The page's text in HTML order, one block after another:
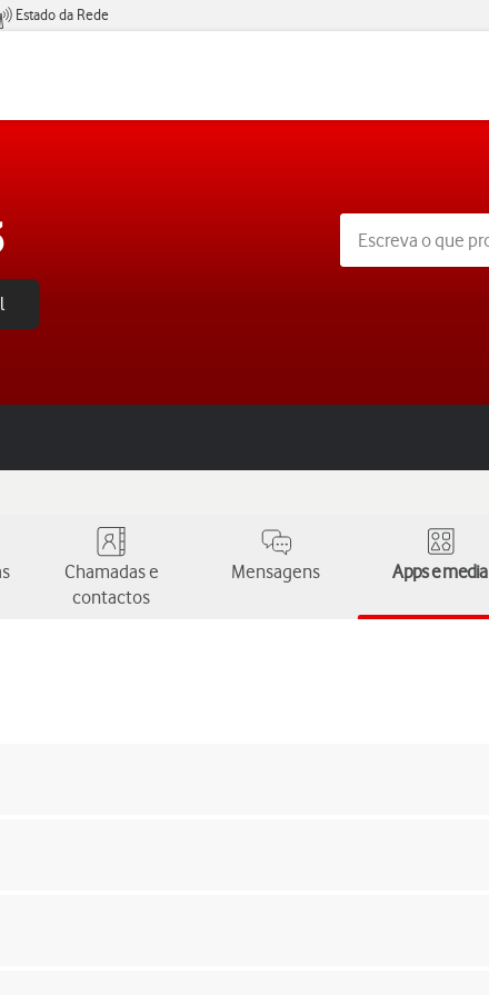
Estado da Rede
Chamadas e
contactos
Mensagens Apps e media